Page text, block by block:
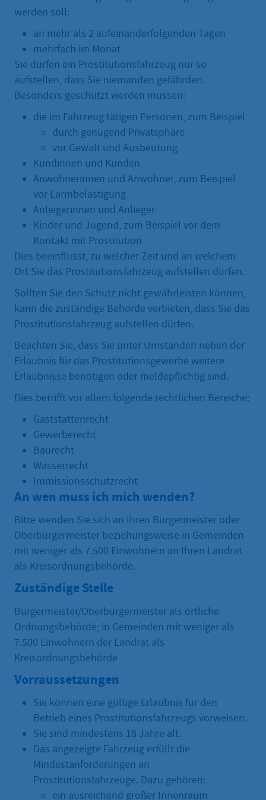
werden soll:
an mehr als 2 aufeinanderfolgenden Tagen
mehrfach im Monat
Sie dürfen ein Prostitutionsfahrzeug nur so
aufstellen, dass Sie niemanden gefährden.
Besonders geschützt werden müssen:
die im Fahrzeug tätigen Personen, zum Beispiel
durch genügend Privatsphäre
vor Gewalt und Ausbeutung
Kundinnen und Kunden
Anwohnerinnen und Anwohner, zum Beispiel
vor Lärmbelästigung
Anliegerinnen und Anlieger
Kinder und Jugend, zum Beispiel vor dem
Kontakt mit Prostitution
Dies beeinflusst, zu welcher Zeit und an welchem
Ort Sie das Prostitutionsfahrzeug aufstellen dürfen.
Sollten Sie den Schutz nicht gewährleisten können,
kann die zuständige Behörde verbieten, dass Sie das
Prostitutionsfahrzeug aufstellen dürfen.
Beachten Sie, dass Sie unter Umständen neben der
Erlaubnis für das Prostitutionsgewerbe weitere
Erlaubnisse benötigen oder meldepflichtig sind.
Dies betrifft vor allem folgende rechtlichen Bereiche:
Gaststättenrecht
Gewerberecht
Baurecht
Wasserrecht
Immissionsschutzrecht
An wen muss ich mich wenden?
Bitte wenden Sie sich an Ihren Bürgermeister oder
Oberbürgermeister beziehungsweise in Gemeinden
mit weniger als 7.500 Einwohnern an Ihren Landrat
als Kreisordnungsbehörde.
Zuständige Stelle
Bürgermeister/Oberbürgermeister als örtliche
Ordnungsbehörde; in Gemeinden mit weniger als
7.500 Einwohnern der Landrat als
Kreisordnungsbehörde
Vorraussetzungen
Sie können eine gültige Erlaubnis für den
Betrieb eines Prostitutionsfahrzeugs vorweisen.
Sie sind mindestens 18 Jahre alt.
Das angezeigte Fahrzeug erfüllt die
Mindestanforderungen an
Prostitutionsfahrzeuge. Dazu gehören:
ein ausreichend großer Innenraum